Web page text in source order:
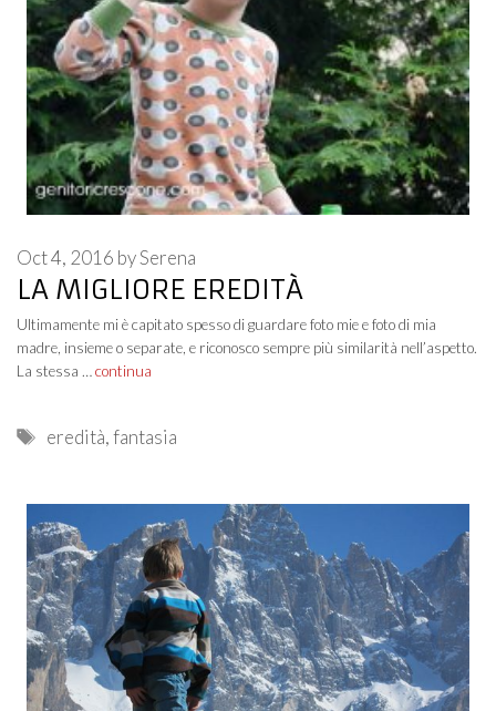
LA MIGLIORE EREDITÀ
Oct 4, 2016 bySerena
Ultimamente mi è capitato spesso di guardare foto mie e foto di mia
madre, insieme o separate, e riconosco sempre più similarità nell’aspetto.
La stessa … continua
Tags
eredità,fantasia